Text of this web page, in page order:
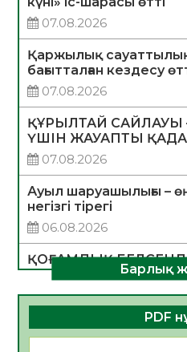
07.08.2026
Қаржылық
бағытталған кездесу
07.08.2026
ҚҰРЫЛТАЙ САЙЛАУЫ
ҮШІН ЖАУАПТЫ
07.08.2026
Ауыл шаруашылығы –
негізгі тірегі
06.08.2026
ҚОҒАМДЫҚ
ДАМУЫНЫҢ НЕГІЗІ
06.08.2026
ҚҰРЫЛТАЙ САЙЛАУЫ
БАСТАР ЖАУАПТЫ
Барлық
PDF